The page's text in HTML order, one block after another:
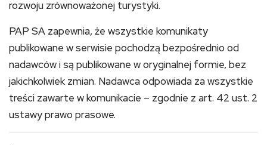
rozwoju zrównoważonej turystyki.
PAP SA zapewnia, że wszystkie komunikaty
publikowane w serwisie pochodzą bezpośrednio od
nadawców i są publikowane w oryginalnej formie, bez
jakichkolwiek zmian. Nadawca odpowiada za wszystkie
treści zawarte w komunikacie – zgodnie z art. 42 ust. 2
ustawy prawo prasowe.